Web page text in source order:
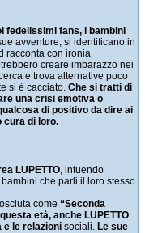
fedelissimi fans, i bambini
avventure, si identificano in
racconta con ironia
creare imbarazzo nei
e trova alternative poco
si è cacciato. Che si tratti di
una crisi emotiva o
di positivo da dire ai
cura di loro.
LUPETTO, intuendo
che parli il loro stesso
come “Seconda
età, anche LUPETTO
e le relazioni sociali. Le sue